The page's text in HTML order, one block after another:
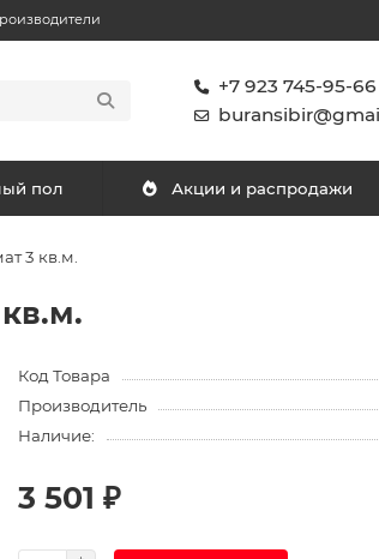
+7 923 745-95-66
пол Акции и распродажи
3 кв.м.
Код Товара
Производитель
Наличие:
3 501 ₽